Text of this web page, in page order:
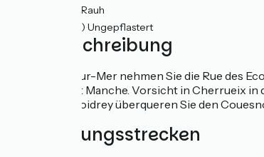
(38%) Rauh
(1%) Ungepflastert
Wegbeschreibung
In Le Vivier-sur-Mer nehmen Sie die Rue des
Departement Manche. Vorsicht in Cherrueix in
Manche. In Moidrey überqueren Sie den
Verbindungsstrecken